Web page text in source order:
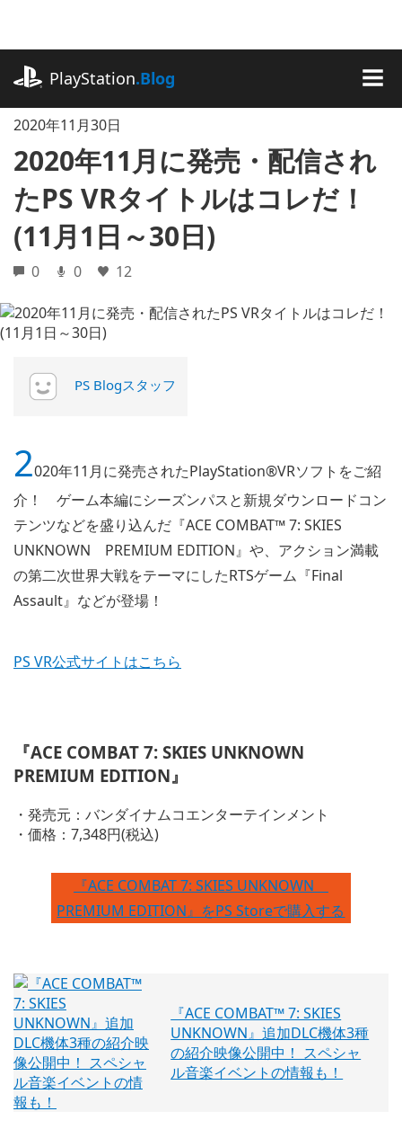
に
ッ
PlayStation.Blog
2020年11月30日
2020年11月に発売・配信され
たPS VRタイトルはコレだ！
(11月1日～30日)
0 0 12
PS Blogスタッフ
2020年11月に発売されたPlayStation®VRソフトをご紹
介！ ゲーム本編にシーズンパスと新規ダウンロードコン
テンツなどを盛り込んだ『ACE COMBAT™ 7: SKIES
UNKNOWN PREMIUM EDITION』や、アクション満載
の第二次世界大戦をテーマにしたRTSゲーム『Final
Assault』などが登場！
PS VR公式サイトはこちら
『ACE COMBAT 7: SKIES UNKNOWN
PREMIUM EDITION』
・発売元：バンダイナムコエンターテインメント
・価格：7,348円(税込)
『ACE COMBAT 7: SKIES UNKNOWN
PREMIUM EDITION』をPS Storeで購入する
『ACE COMBAT™ 7: SKIES
UNKNOWN』追加DLC機体3種
の紹介映像公開中！ スペシャ
ル音楽イベントの情報も！